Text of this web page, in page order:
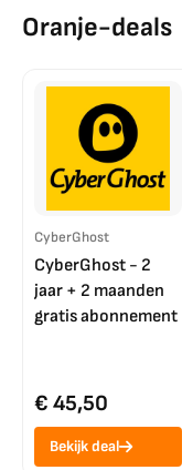
Oranje-deals
CyberGhost
CyberGhost - 2
jaar + 2 maanden
gratis abonnement
€ 45,50
Bekijk deal